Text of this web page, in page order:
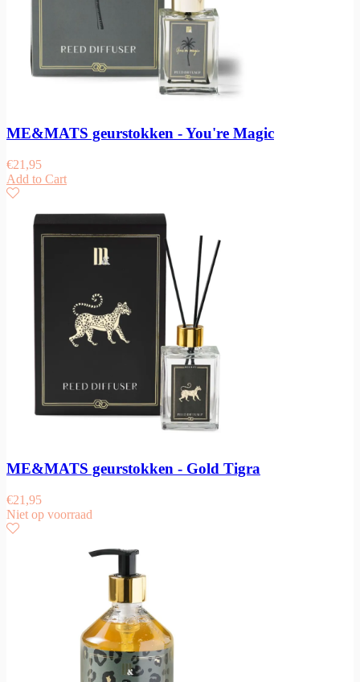
ME&MATS geurstokken - You're Magic
€21,95
Add to Cart
ME&MATS geurstokken - Gold Tigra
€21,95
Niet op voorraad